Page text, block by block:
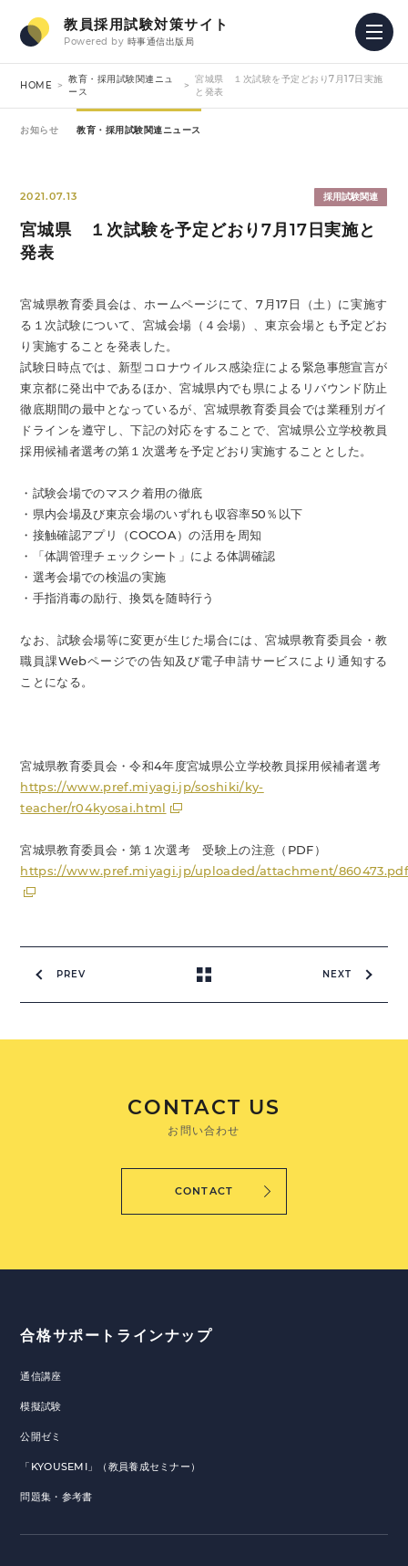
教員採用試験対策サイト
Powered by 時事通信出版局
HOME
教育・採用試験関連ニュ
ース
宮城県 １次試験を予定どおり7月17日実施
と発表
お知らせ 教育・採用試験関連ニュース
2021.07.13 採用試験関連
宮城県 １次試験を予定どおり7月17日実施と
発表
宮城県教育委員会は、ホームページにて、7月17日（土）に実施す
る１次試験について、宮城会場（４会場）、東京会場とも予定どお
り実施することを発表した。
試験日時点では、新型コロナウイルス感染症による緊急事態宣言が
東京都に発出中であるほか、宮城県内でも県によるリバウンド防止
徹底期間の最中となっているが、宮城県教育委員会では業種別ガイ
ドラインを遵守し、下記の対応をすることで、宮城県公立学校教員
採用候補者選考の第１次選考を予定どおり実施することとした。
・試験会場でのマスク着用の徹底
・県内会場及び東京会場のいずれも収容率50％以下
・接触確認アプリ（COCOA）の活用を周知
・「体調管理チェックシート」による体調確認
・選考会場での検温の実施
・手指消毒の励行、換気を随時行う
なお、試験会場等に変更が生じた場合には、宮城県教育委員会・教
職員課Webページでの告知及び電子申請サービスにより通知する
ことになる。
宮城県教育委員会・令和4年度宮城県公立学校教員採用候補者選考
https://www.pref.miyagi.jp/soshiki/ky-
teacher/r04kyosai.html
宮城県教育委員会・第１次選考 受験上の注意（PDF）
https://www.pref.miyagi.jp/uploaded/attachment/860473.pdf
PREV NEXT
CONTACT US
お問い合わせ
CONTACT
合格サポートラインナップ
通信講座
模擬試験
公開ゼミ
「KYOUSEMI」（教員養成セミナー）
問題集・参考書